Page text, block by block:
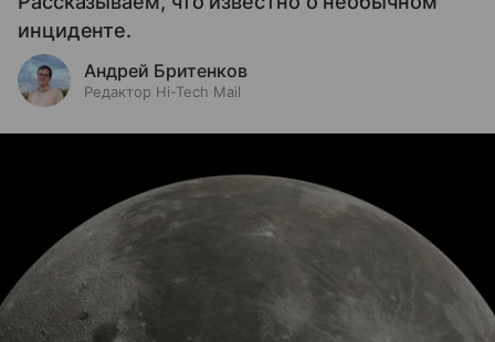
инциденте.
Андрей Бритенков
Редактор Hi-Tech Mail